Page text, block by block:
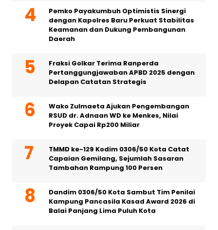
Pemko Payakumbuh Optimistis Sinergi
dengan Kapolres Baru Perkuat Stabilitas
Keamanan dan Dukung Pembangunan
Daerah
Fraksi Golkar Terima Ranperda
Pertanggungjawaban APBD 2025 dengan
Delapan Catatan Strategis
Wako Zulmaeta Ajukan Pengembangan
RSUD dr. Adnaan WD ke Menkes, Nilai
Proyek Capai Rp200 Miliar
TMMD ke-129 Kodim 0306/50 Kota Catat
Capaian Gemilang, Sejumlah Sasaran
Tambahan Rampung 100 Persen
Dandim 0306/50 Kota Sambut Tim Penilai
Kampung Pancasila Kasad Award 2026 di
Balai Panjang Lima Puluh Kota